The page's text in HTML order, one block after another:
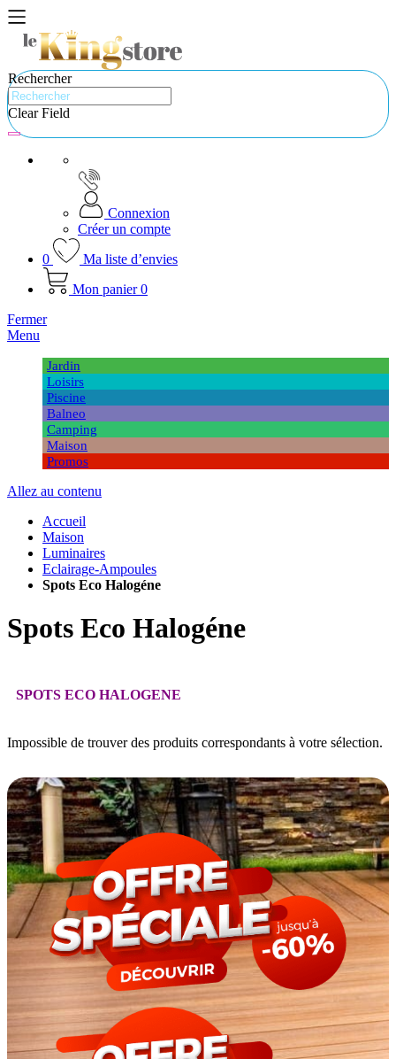
Rechercher
Clear Field
Connexion
Créer un compte
0
Ma liste d’envies
Mon panier 0
Fermer
Menu
Jardin
Loisirs
Piscine
Balneo
Camping
Maison
Promos
Allez au contenu
Accueil
Maison
Luminaires
Eclairage-Ampoules
Spots Eco Halogéne
Spots Eco Halogéne
SPOTS ECO HALOGENE
Impossible de trouver des produits correspondants à votre sélection.